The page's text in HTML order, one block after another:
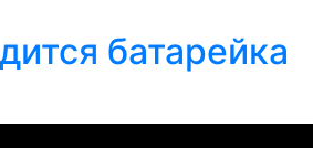
батарейка